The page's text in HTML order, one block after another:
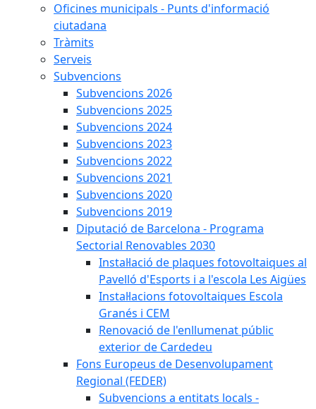
Oficines municipals - Punts d'informació
ciutadana
Tràmits
Serveis
Subvencions
Subvencions 2026
Subvencions 2025
Subvencions 2024
Subvencions 2023
Subvencions 2022
Subvencions 2021
Subvencions 2020
Subvencions 2019
Diputació de Barcelona - Programa
Sectorial Renovables 2030
Instal·lació de plaques fotovoltaiques al
Pavelló d'Esports i a l'escola Les Aigües
Instal·lacions fotovoltaiques Escola
Granés i CEM
Renovació de l'enllumenat públic
exterior de Cardedeu
Fons Europeus de Desenvolupament
Regional (FEDER)
Subvencions a entitats locals -